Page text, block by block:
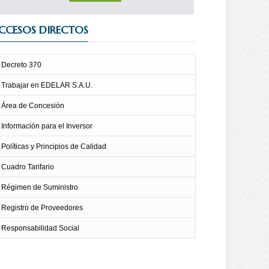
DIRECTOS
Decreto 370
Trabajar en EDELAR S.A.U.
Área de Concesión
Información para el Inversor
Políticas y Principios de Calidad
Cuadro Tarifario
Régimen de Suministro
Registro de Proveedores
Responsabilidad Social